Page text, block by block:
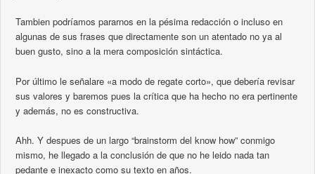
Tambien podríamos pararnos en la pésima redacción o incluso en
algunas de sus frases que directamente son un atentado no ya al
buen gusto, sino a la mera composición sintáctica.
Por último le señalare «a modo de regate corto», que debería revisar
sus valores y baremos pues la crítica que ha hecho no era pertinente
y además, no es constructiva.
Ahh. Y despues de un largo “brainstorm del know how” conmigo
mismo, he llegado a la conclusión de que no he leido nada tan
pedante e inexacto como su texto en años.